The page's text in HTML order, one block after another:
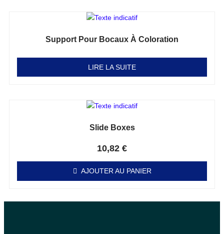
Support Pour Bocaux À Coloration
LIRE LA SUITE
Slide Boxes
10,82 €
AJOUTER AU PANIER